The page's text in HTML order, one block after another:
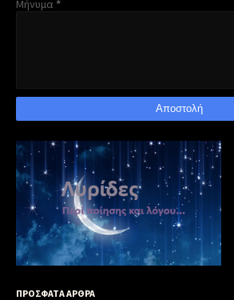
Μήνυμα *
ΠΡΟΣΦΑΤΑ ΑΡΘΡΑ